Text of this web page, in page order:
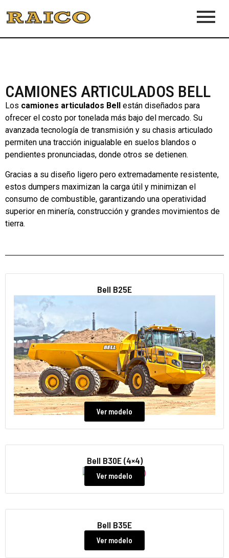
CAMIONES ARTICULADOS BELL
Los camiones articulados Bell
están diseñados para
ofrecer el costo por tonelada más bajo del mercado. Su
avanzada tecnología de transmisión y su chasis articulado
permiten una tracción inigualable en suelos blandos o
pendientes pronunciadas, donde otros se detienen.
Gracias a su diseño ligero pero extremadamente resistente,
estos dumpers maximizan la carga útil y minimizan el
consumo de combustible, garantizando una operatividad
superior en minería, construcción y grandes movimientos de
tierra.
Bell B25E
Ver modelo
Bell B30E (4×4)
Ver modelo
Bell B35E
Ver modelo